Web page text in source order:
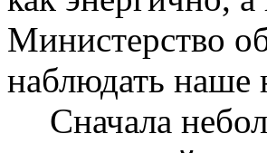
Министерство
наблюдать наше
Сначала